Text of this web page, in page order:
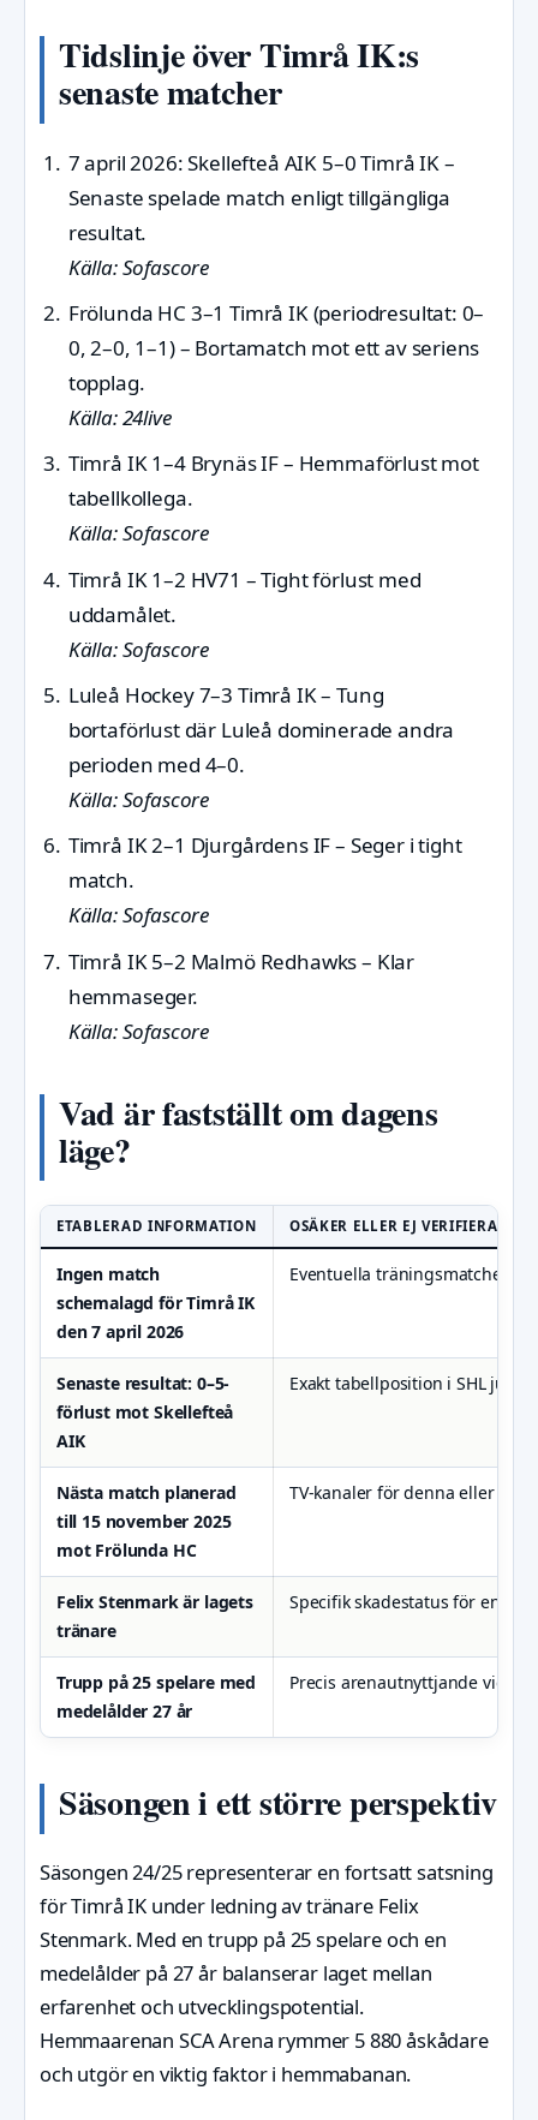
Tidslinje över Timrå IK:s
senaste matcher
7 april 2026: Skellefteå AIK 5–0 Timrå IK –
Senaste spelade match enligt tillgängliga
resultat.
Källa: Sofascore
Frölunda HC 3–1 Timrå IK (periodresultat: 0–
0, 2–0, 1–1) – Bortamatch mot ett av seriens
topplag.
Källa: 24live
Timrå IK 1–4 Brynäs IF – Hemmaförlust mot
tabellkollega.
Källa: Sofascore
Timrå IK 1–2 HV71 – Tight förlust med
uddamålet.
Källa: Sofascore
Luleå Hockey 7–3 Timrå IK – Tung
bortaförlust där Luleå dominerade andra
perioden med 4–0.
Källa: Sofascore
Timrå IK 2–1 Djurgårdens IF – Seger i tight
match.
Källa: Sofascore
Timrå IK 5–2 Malmö Redhawks – Klar
hemmaseger.
Källa: Sofascore
Vad är fastställt om dagens
läge?
ETABLERAD INFORMATION OSÄKER ELLER EJ VERIFIERAD
Ingen match
schemalagd för Timrå IK
den 7 april 2026
Eventuella träningsmatcher
Senaste resultat: 0–5-
förlust mot Skellefteå
AIK
Exakt tabellposition i SHL just
Nästa match planerad
till 15 november 2025
mot Frölunda HC
TV-kanaler för denna eller
Felix Stenmark är lagets
tränare
Specifik skadestatus för
Trupp på 25 spelare med
medelålder 27 år
Precis arenautnyttjande vid
Säsongen i ett större perspektiv
Säsongen 24/25 representerar en fortsatt satsning
för Timrå IK under ledning av tränare Felix
Stenmark. Med en trupp på 25 spelare och en
medelålder på 27 år balanserar laget mellan
erfarenhet och utvecklingspotential.
Hemmaarenan SCA Arena rymmer 5 880 åskådare
och utgör en viktig faktor i hemmabanan.